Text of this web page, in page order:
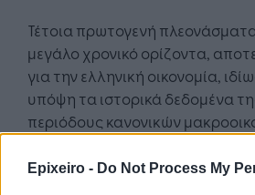
Epixeiro - Do Not Process My
Τέτοια πρωτογενή
μεγάλο χρονικό ορίζοντα,
για την ελληνική οικονομία,
υπόψη τα ιστορικά δεδομένα
περιόδους κανονικών